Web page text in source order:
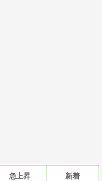
急上昇 新着